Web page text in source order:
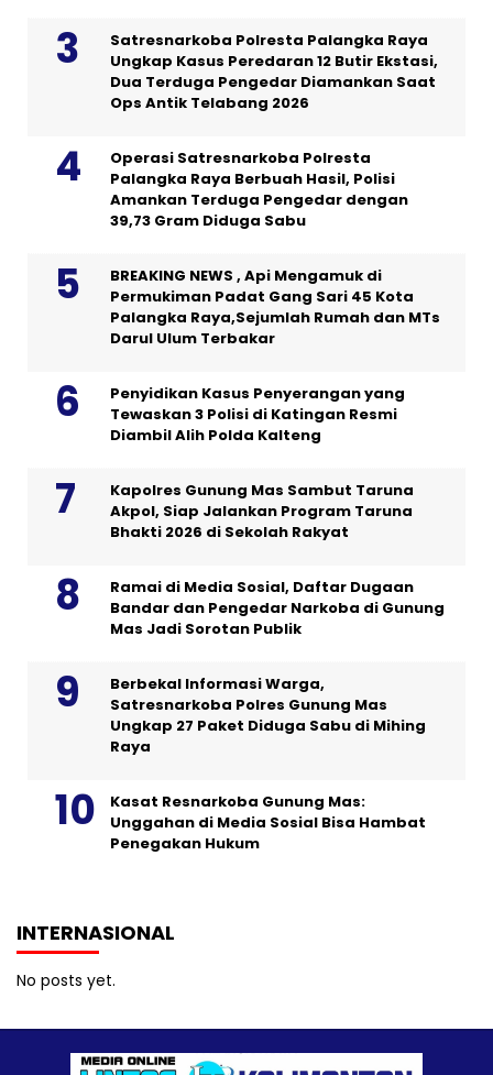
Satresnarkoba Polresta Palangka Raya
Ungkap Kasus Peredaran 12 Butir Ekstasi,
Dua Terduga Pengedar Diamankan Saat
Ops Antik Telabang 2026
Operasi Satresnarkoba Polresta
Palangka Raya Berbuah Hasil, Polisi
Amankan Terduga Pengedar dengan
39,73 Gram Diduga Sabu
BREAKING NEWS , Api Mengamuk di
Permukiman Padat Gang Sari 45 Kota
Palangka Raya,Sejumlah Rumah dan MTs
Darul Ulum Terbakar
Penyidikan Kasus Penyerangan yang
Tewaskan 3 Polisi di Katingan Resmi
Diambil Alih Polda Kalteng
Kapolres Gunung Mas Sambut Taruna
Akpol, Siap Jalankan Program Taruna
Bhakti 2026 di Sekolah Rakyat
Ramai di Media Sosial, Daftar Dugaan
Bandar dan Pengedar Narkoba di Gunung
Mas Jadi Sorotan Publik
Berbekal Informasi Warga,
Satresnarkoba Polres Gunung Mas
Ungkap 27 Paket Diduga Sabu di Mihing
Raya
Kasat Resnarkoba Gunung Mas:
Unggahan di Media Sosial Bisa Hambat
Penegakan Hukum
INTERNASIONAL
No posts yet.